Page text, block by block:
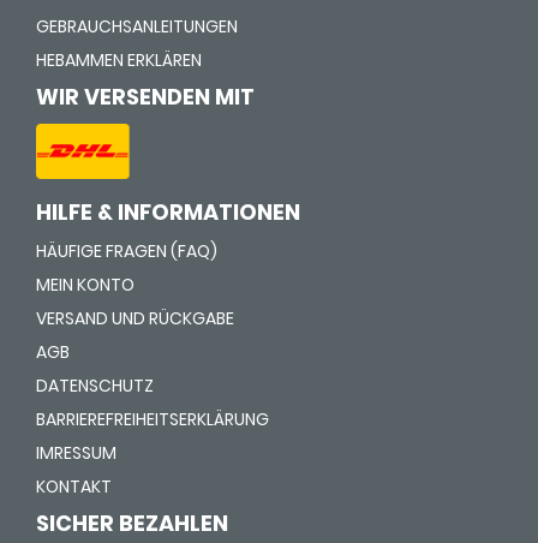
GEBRAUCHSANLEITUNGEN
HEBAMMEN ERKLÄREN
WIR VERSENDEN MIT
HILFE & INFORMATIONEN
HÄUFIGE FRAGEN (FAQ)
MEIN KONTO
VERSAND UND RÜCKGABE
AGB
DATENSCHUTZ
BARRIEREFREIHEITSERKLÄRUNG
IMRESSUM
KONTAKT
SICHER BEZAHLEN